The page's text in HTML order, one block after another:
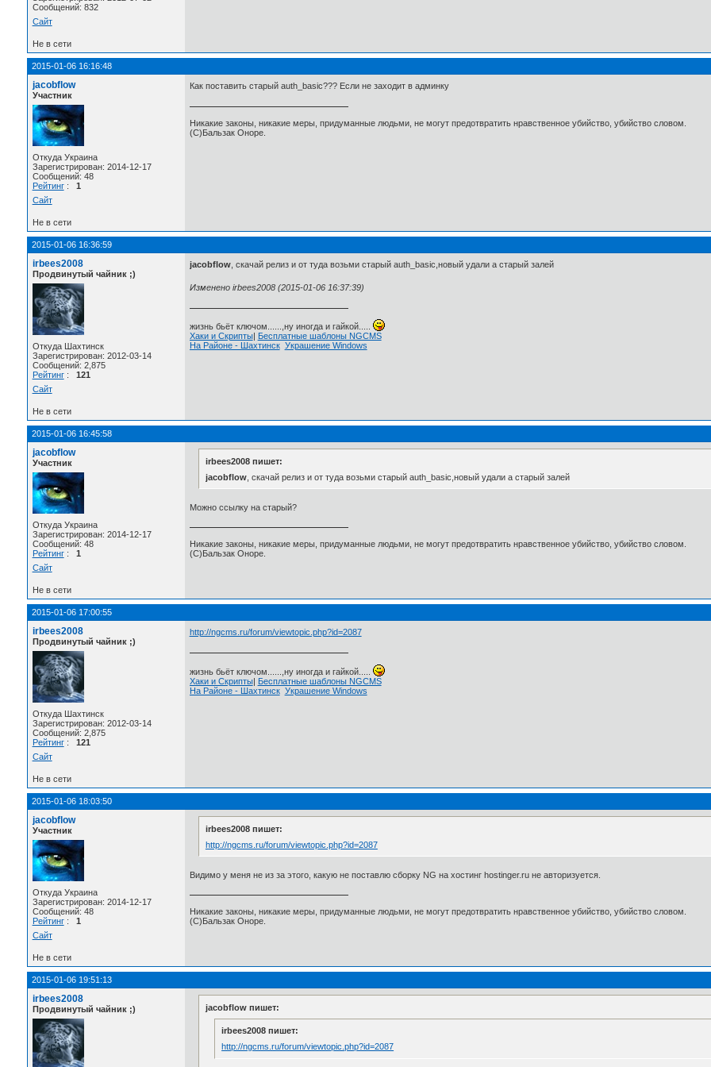
Сообщений: 832
Сайт
Не в сети
2015-01-06 16:16:48
jacobflow
Участник
Откуда Украина
Зарегистрирован: 2014-12-17
Сообщений: 48
Рейтинг: 1
Сайт
Как поставить старый auth_basic??? Если не заходит в админку
Никакие законы, никакие меры, придуманные людьми, не могут предотвратить нравственное убийство, убийство словом.
(C)Бальзак Оноре.
Не в сети
2015-01-06 16:36:59
irbees2008
Продвинутый чайник ;)
Откуда Шахтинск
Зарегистрирован: 2012-03-14
Сообщений: 2,875
Рейтинг: 121
Сайт
jacobflow, скачай релиз и от туда возьми старый auth_basic,новый удали а старый залей
Изменено irbees2008 (2015-01-06 16:37:39)
жизнь бьёт ключом......,ну иногда и гайкой.....
Хаки и Скрипты|
Бесплатные шаблоны NGCMS
На Районе - Шахтинск Украшение Windows
Не в сети
2015-01-06 16:45:58
jacobflow
Участник
Откуда Украина
Зарегистрирован: 2014-12-17
Сообщений: 48
Рейтинг: 1
Сайт
irbees2008 пишет:
jacobflow, скачай релиз и от туда возьми старый auth_basic,новый удали а старый залей
Можно ссылку на старый?
Никакие законы, никакие меры, придуманные людьми, не могут предотвратить нравственное убийство, убийство словом.
(C)Бальзак Оноре.
Не в сети
2015-01-06 17:00:55
irbees2008
Продвинутый чайник ;)
Откуда Шахтинск
Зарегистрирован: 2012-03-14
Сообщений: 2,875
Рейтинг: 121
Сайт
http://ngcms.ru/forum/viewtopic.php?id=2087
жизнь бьёт ключом......,ну иногда и гайкой.....
Хаки и Скрипты| Бесплатные шаблоны NGCMS
На Районе - Шахтинск Украшение Windows
Не в сети
2015-01-06 18:03:50
jacobflow
Участник
Откуда Украина
Зарегистрирован: 2014-12-17
Сообщений: 48
Рейтинг: 1
Сайт
irbees2008 пишет:
http://ngcms.ru/forum/viewtopic.php?id=2087
Видимо у меня не из за этого, какую не поставлю сборку NG на хостинг hostinger.ru не авторизуется.
Никакие законы, никакие меры, придуманные людьми, не могут предотвратить нравственное убийство, убийство словом.
(C)Бальзак Оноре.
Не в сети
2015-01-06 19:51:13
irbees2008
Продвинутый чайник ;) jacobflow пишет:
irbees2008 пишет:
http://ngcms.ru/forum/viewtopic.php?id=2087